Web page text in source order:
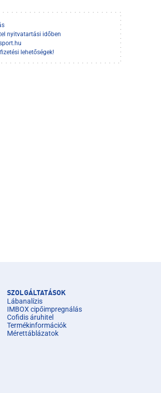
nyitvatartási időben
lehetőségek!
SZOLGÁLTATÁSOK
Lábanalízis
IMBOX cipőimpregnálás
Cofidis áruhitel
Termékinformációk
Mérettáblázatok